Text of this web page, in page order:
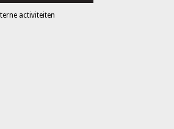
activiteiten